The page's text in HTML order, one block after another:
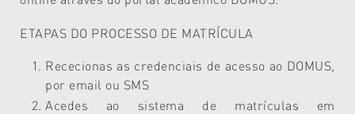
ETAPAS DO PROCESSO DE MATRÍCULA
Rececionas as credenciais de acesso ao DOMUS,
por email ou SMS
Acedes ao sistema de matrículas em